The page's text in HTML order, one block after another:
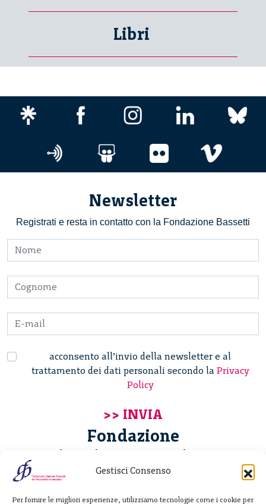
Gestisci Consenso
Per fornire le migliori esperienze, utilizziamo tecnologie come i cookie per
Libri
Newsletter
Registrati e resta in contatto con la Fondazione Bassetti
acconsento all’invio della newsletter e al
trattamento dei dati personali secondo la Privacy
Policy
Fondazione
Giannino Bassetti ETS